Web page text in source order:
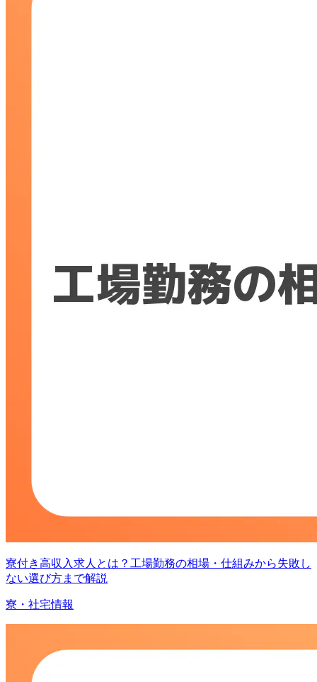
寮付き高収入求人とは？工場勤務の相場・仕組みから失敗し
ない選び方まで解説
寮・社宅情報